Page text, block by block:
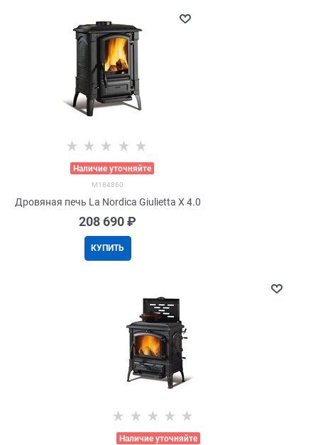
Наличие уточняйте
M184860
Дровяная печь La Nordica Giulietta X 4.0
208 690 ₽
КУПИТЬ
Наличие уточняйте